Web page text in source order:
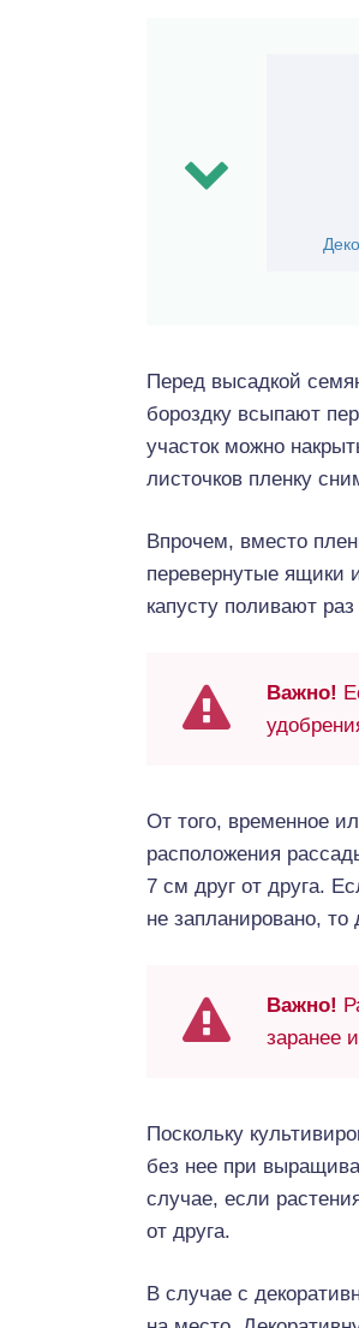
Перед высадкой
бороздку всыпают
участок можно
листочков пленку
Впрочем, вместо
перевернутые ящики
капусту поливают
Важно!
От того, временное
расположения
7 см друг от друга.
не запланировано,
Важно!
заранее
Поскольку
без нее при
случае, если
от друга.
В случае с